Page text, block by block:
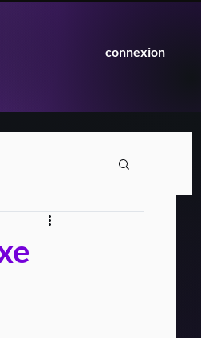
connexion